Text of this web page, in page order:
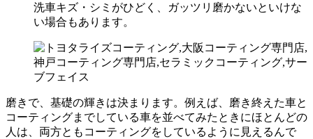
洗車キズ・シミがひどく、ガッツリ磨かないといけな
い場合もあります。
磨きで、基礎の輝きは決まります。例えば、磨き終えた車と
コーティングまでしている車を並べてみたときにほとんどの
人は、両方ともコーティングをしているように見えるんで